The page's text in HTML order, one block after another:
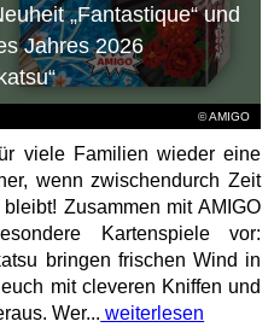
© AMIGO
„Fantastique“ und
Jahres 2026
viele Familien wieder eine
wenn zwischendurch Zeit
Zusammen mit AMIGO
Kartenspiele vor:
bringen frischen Wind in
mit cleveren Kniffen und
Wer... weiterlesen